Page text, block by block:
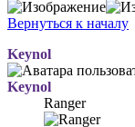
Вернуться к началу
Keynol
Keynol
Ranger